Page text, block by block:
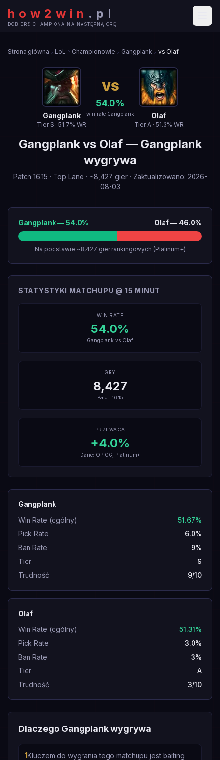
how2win . pl
DOBIERZ CHAMPIONA NA NASTĘPNĄ GRĘ
Strona główna LoL Championowie Gangplank vs Olaf
Gangplank
Tier S · 51.7% WR
VS
54.0%
win rate Gangplank Olaf
TierA· 51.3% WR
Gangplankvs Olaf— Gangplank
wygrywa
Patch 16.15 · Top Lane · ~8,427 gier· Zaktualizowano: 2026-
08-03
Gangplank—54.0% Olaf— 46.0%
Na podstawie ~8,427 gier rankingowych (Platinum+)
STATYSTYKI MATCHUPU @ 15 MINUT
WIN RATE
54.0%
Gangplank vs Olaf
GRY
8,427
Patch 16.15
PRZEWAGA
+4.0%
Dane: OP.GG, Platinum+
Gangplank
Win Rate (ogólny)
51.67%
Pick Rate
6.0%
Ban Rate
9%
Tier
S
Trudność
9/10
Olaf
Win Rate (ogólny)
51.31%
Pick Rate
3.0%
Ban Rate
3%
Tier
A
Trudność
3/10
Dlaczego Gangplank wygrywa
1Kluczem do wygrania tego matchupu jest baiting